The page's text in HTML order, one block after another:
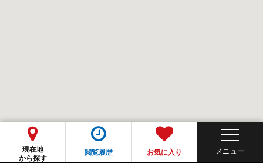
現在地
から探す
閲覧履歴 お気に入り